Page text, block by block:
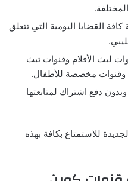
القضايا اليومية التي تتعلق
لبث الأفلام وقنوات تبث
وقنوات مخصصة للأطفال.
دفع اشتراك لمتابعتها
للاستمتاع بكافة بهذه